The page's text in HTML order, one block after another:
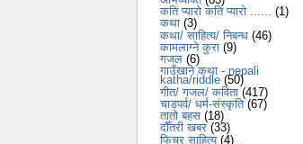
कति प्यारो कति प्यारो ...... (1)
कथा (3)
कथा/ साहित्य/ निबन्ध (46)
कामलाग्ने कुरा (9)
गजल (6)
गाउँखाने कथा - nepali
katha/riddle (50)
गीत/ गजल/ कविता (417)
चाडपर्व/ धर्म-संस्कृति (67)
तातो बहस (18)
दौँतरी खबर (33)
फिचर साहित्य (4)